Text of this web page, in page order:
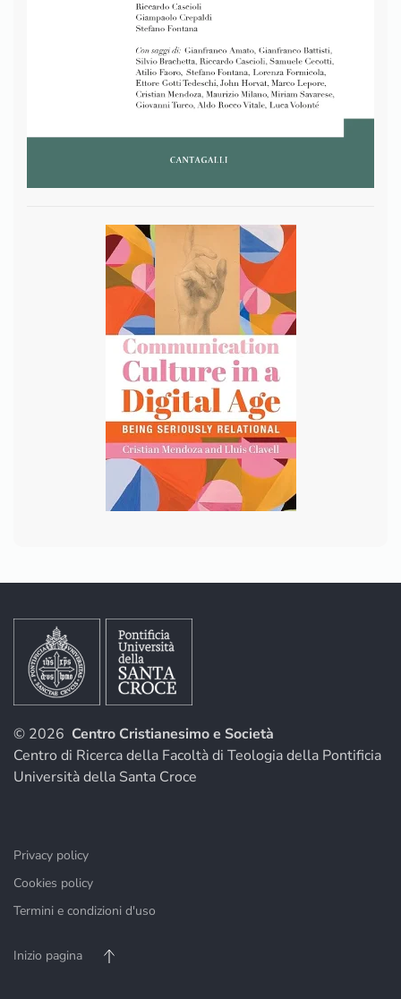
© 2026 Centro Cristianesimo e Società
Centro di Ricerca della Facoltà di Teologia della Pontificia
Università della Santa Croce
Privacy policy
Cookies policy
Termini e condizioni d'uso
Inizio pagina